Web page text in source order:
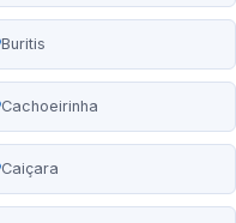
Buritis
Cachoeirinha
Caiçara